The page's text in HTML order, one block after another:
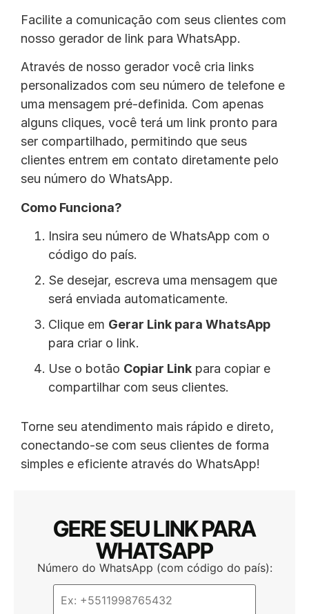
Facilite a comunicação com seus clientes com
nosso gerador de link para WhatsApp.
Através de nosso gerador você cria links
personalizados com seu número de telefone e
uma mensagem pré-definida. Com apenas
alguns cliques, você terá um link pronto para
ser compartilhado, permitindo que seus
clientes entrem em contato diretamente pelo
seu número do WhatsApp.
Como Funciona?
Insira seu número de WhatsApp com o
código do país.
Se desejar, escreva uma mensagem que
será enviada automaticamente.
Clique em Gerar Link para WhatsApp
para criar o link.
Use o botão Copiar Link para copiar e
compartilhar com seus clientes.
Torne seu atendimento mais rápido e direto,
conectando-se com seus clientes de forma
simples e eficiente através do WhatsApp!
GERE SEU LINK PARA
WHATSAPP
Número do WhatsApp (com código do país):